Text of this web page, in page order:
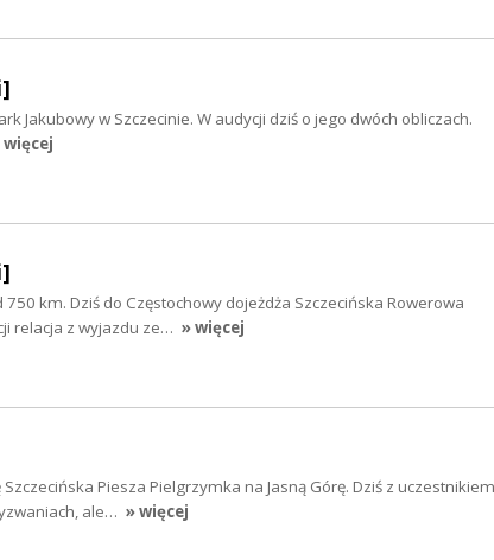
Jakubowy w Szczecinie. W audycji dziś o jego dwóch obliczach.
więcej
km. Dziś do Częstochowy dojeżdża Szczecińska Rowerowa
relacja z wyjazdu ze… » więcej
Piesza Pielgrzymka na Jasną Górę. Dziś z
ale… » więcej